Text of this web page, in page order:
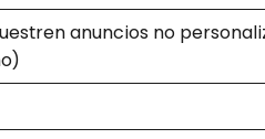
anuncios no